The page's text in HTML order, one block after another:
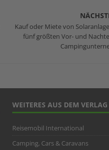
Kauf oder Miete von
fünf größten Vor- und
WEITERES AUS DEM VERLAG
Reisemobil International
Camping, Cars & Caravans